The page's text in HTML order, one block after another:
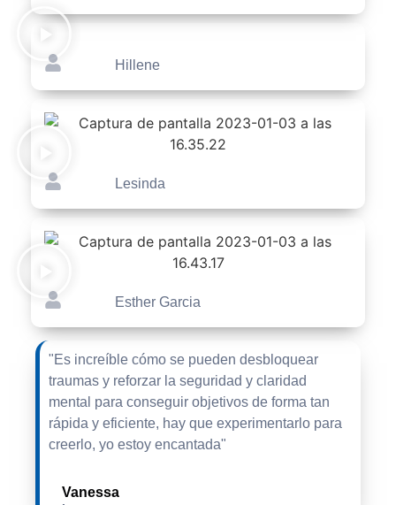
Hillene
Lesinda
Esther Garcia
"Es increíble cómo se pueden desbloquear
traumas y reforzar la seguridad y claridad
mental para conseguir objetivos de forma tan
rápida y eficiente, hay que experimentarlo para
creerlo, yo estoy encantada"
Vanessa